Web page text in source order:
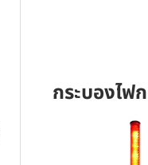
กระบองไฟ